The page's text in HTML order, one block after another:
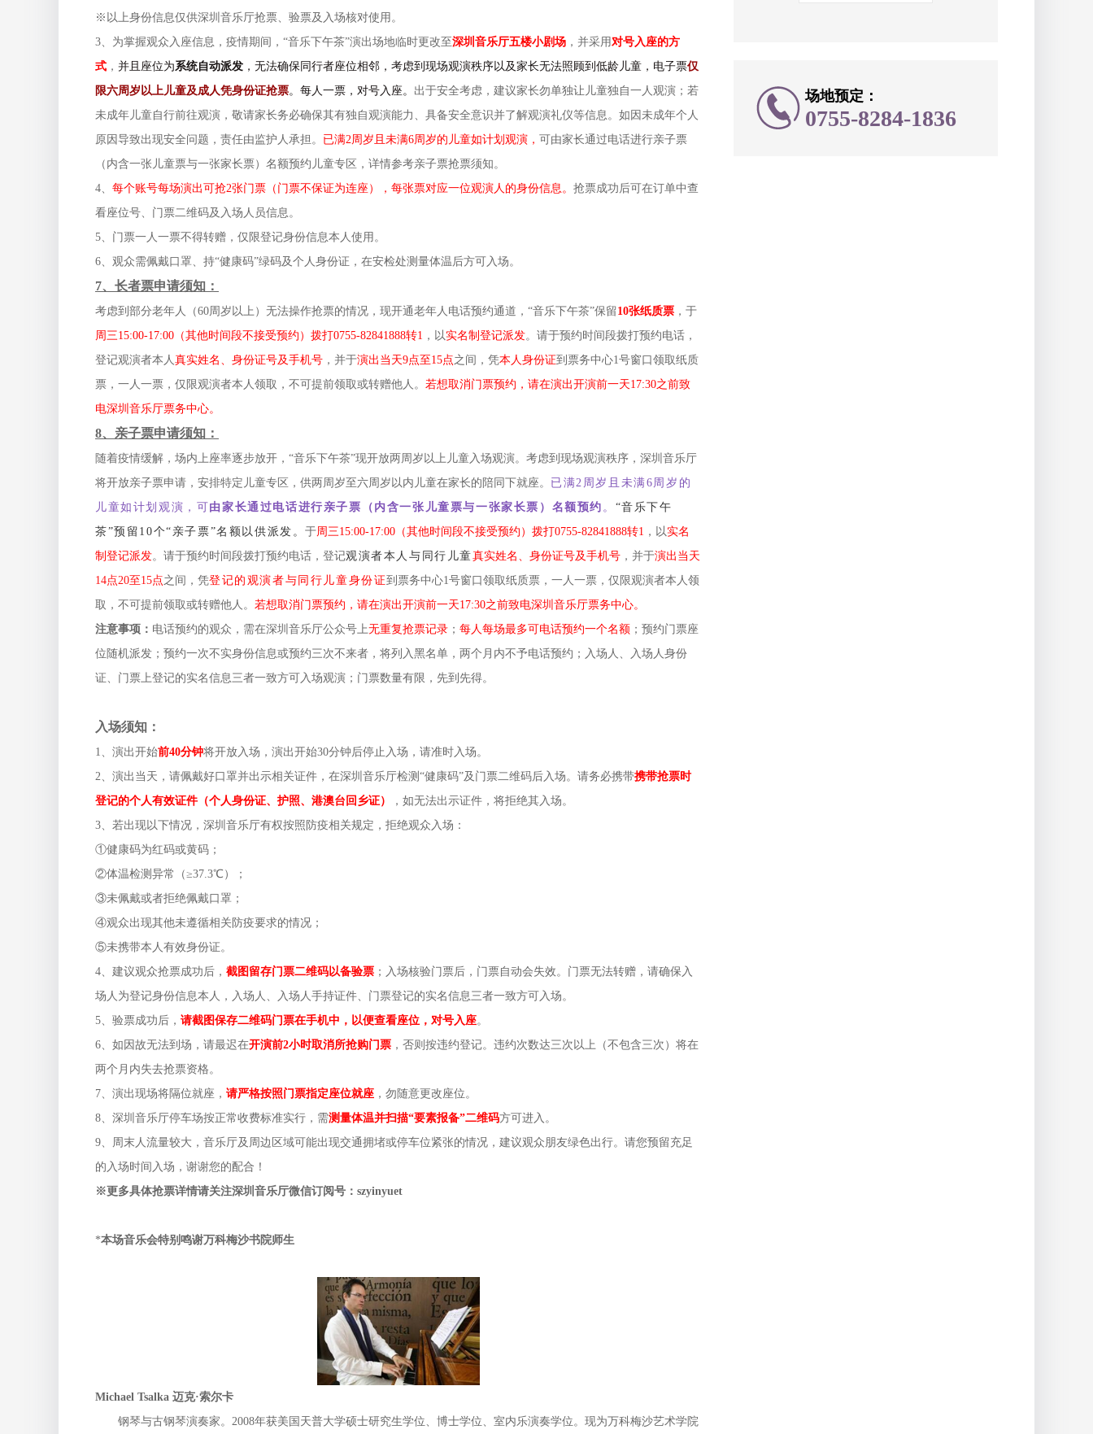
※以上身份信息仅供深圳音乐厅抢票、验票及入场核对使用。
3、 为掌握观众入座信息， 疫情期间，“音乐下午茶”演出场地临时更改至深圳音乐厅五楼小剧场 ，并采用对号入座的方
式 ， 并且座位为系统自动派发 ，无法确保同行者座位相邻，考虑到现场观演秩序以及家长无法照顾到低龄儿童，电子票仅
限六周岁以上儿童及成人凭身份证抢票。每人一票，对号入座。 出于安全考虑，建议家长勿单独让儿童独自一人观演；若
未成年儿童自行前往观演，敬请家长务必确保其有独自观演能力、具备安全意识并了解观演礼仪等信息。如因未成年个人
原因导致出现安全问题，责任由监护人承担。 已满2周岁且未满6周岁的儿童如计划观演， 可由家长通过电话进行亲子票
（内含一张儿童票与一张家长票）名额预约儿童专区，详情参考亲子票抢票须知。
4、 每个账号每场演出可抢2张门票（门票不保证为连座），每张票对应一位观演人的身份信息。 抢票成功后可在订单中查
看座位号、门票二维码及入场人员信息。
5、门票一人一票不得转赠，仅限登记身份信息本人使用。
6、观众需佩戴口罩、持“健康码”绿码及个人身份证，在安检处测量体温后方可入场。
7、长者票申请须知：
考虑到部分老年人（60周岁以上）无法操作抢票的情况，现开通老年人电话预约通道，“音乐下午茶”保留10张纸质票 ，于
周三15:00-17:00（其他时间段不接受预约）拨打0755-82841888转1 ，以实名制登记派发。请于预约时间段拨打预约电话，
登记观演者本人真实姓名、身份证号及手机号 ，并于演出当天9点至15点之间，凭本人身份证到票务中心1号窗口领取纸质
票，一人一票，仅限观演者本人领取，不可提前领取或转赠他人。 若想取消门票预约，请在演出开演前一天17:30之前致
电深圳音乐厅票务中心。
8、亲子票申请须知：
随着疫情缓解，场内上座率逐步放开，“音乐下午茶”现开放两周岁以上儿童入场观演。考虑到现场观演秩序，深圳音乐厅
将开放亲子票申请，安排特定儿童专区，供两周岁至六周岁以内儿童在家长的陪同下就座。 已满2周岁且未满6周岁的
儿童如计划观演，可 由家长通过电话进行亲子票（内含一张儿童票与一张家长票）名额预约 。 “音乐下午
茶”预留10个“亲子票”名额以供派发。于周三15:00-17:00（其他时间段不接受预约）拨打0755-82841888转1 ，以实名
制登记派发。请于预约时间段拨打预约电话，登记观演者本人与同行儿童真实姓名、身份证号及手机号 ，并于演出当天
14点20至15点之间，凭登记的观演者与同行儿童身份证到票务中心1号窗口领取纸质票，一人一票，仅限观演者本人领
取，不可提前领取或转赠他人。 若想取消门票预约，请在演出开演前一天17:30之前致电深圳音乐厅票务中心。
注意事项： 电话预约的观众，需在深圳音乐厅公众号上无重复抢票记录 ； 每人每场最多可电话预约一个名额 ；预约门票座
位随机派发；预约一次不实身份信息或预约三次不来者，将列入黑名单，两个月内不予电话预约；入场人、入场人身份
证、门票上登记的实名信息三者一致方可入场观演；门票数量有限，先到先得。
入场须知：
1、演出开始前40分钟将开放入场，演出开始30分钟后停止入场，请准时入场。
2、演出当天，请佩戴好口罩并出示相关证件，在深圳音乐厅检测“健康码”及门票二维码后入场。请务必携带携带抢票时
登记的个人有效证件（个人身份证、护照、港澳台回乡证）
，如无法出示证件，将拒绝其入场。
3、若出现以下情况，深圳音乐厅有权按照防疫相关规定，拒绝观众入场：
①健康码为红码或黄码；
②体温检测异常（≥37.3℃）；
③未佩戴或者拒绝佩戴口罩；
④观众出现其他未遵循相关防疫要求的情况；
⑤未携带本人有效身份证。
4、建议观众抢票成功后， 截图留存门票二维码以备验票 ；入场核验门票后，门票自动会失效。门票无法转赠，请确保入
场人为登记身份信息本人，入场人、入场人手持证件、门票登记的实名信息三者一致方可入场。
5、验票成功后， 请截图保存二维码门票在手机中，以便查看座位，对号入座。
6、如因故无法到场，请最迟在开演前2小时取消所抢购门票 ，否则按违约登记。违约次数达三次以上（不包含三次）将在
两个月内失去抢票资格。
7、演出现场将隔位就座， 请严格按照门票指定座位就座 ，勿随意更改座位。
8、深圳音乐厅停车场按正常收费标准实行，需测量体温并扫描“要素报备”二维码方可进入。
9、周末人流量较大，音乐厅及周边区域可能出现交通拥堵或停车位紧张的情况，建议观众朋友绿色出行。请您预留充足
的入场时间入场，谢谢您的配合！
※更多具体抢票详情请关注深圳音乐厅微信订阅号： szyinyuet
*本场音乐会特别鸣谢万科梅沙书院师生
Michael Tsalka 迈克·索尔卡
钢琴与古钢琴演奏家。2008年获美国天普大学硕士研究生学位、博士学位、室内乐演奏学位。现为万科梅沙艺术学院
场地预定：
0755-8284-1836